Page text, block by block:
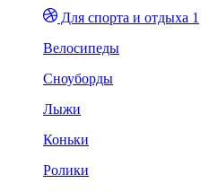
Для спорта и отдыха 1
Велосипеды
Сноуборды
Лыжи
Коньки
Ролики